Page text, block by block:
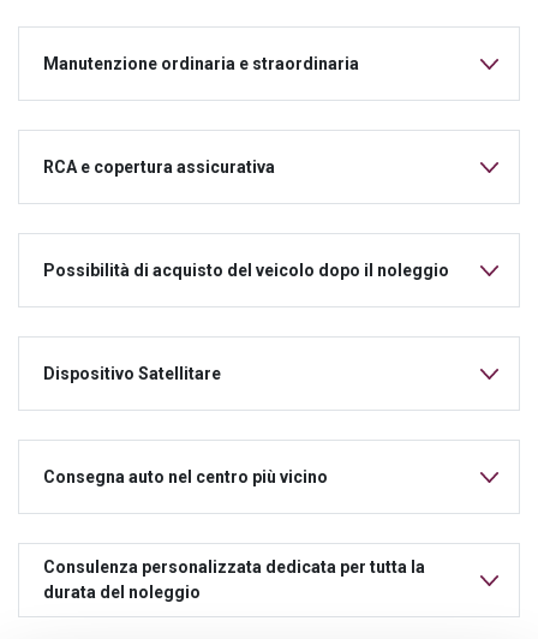
Manutenzione ordinaria e straordinaria
RCA e copertura assicurativa
Possibilità di acquisto del veicolo dopo il noleggio
Dispositivo Satellitare
Consegna auto nel centro più vicino
Consulenza personalizzata dedicata per tutta la
durata del noleggio